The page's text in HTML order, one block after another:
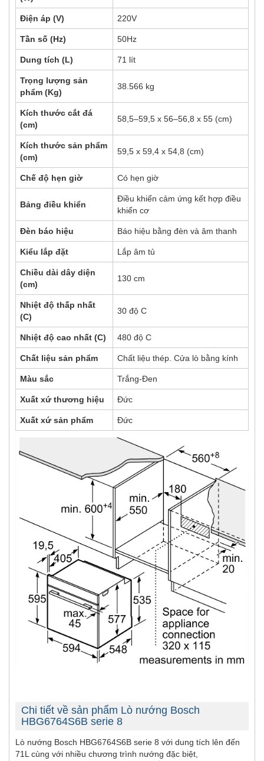
Điện áp (V) 220V
Tần số (Hz) 50Hz
Dung tích (L) 71 lít
Trọng lượng sản
phẩm (Kg)
38.566 kg
Kích thước cắt đá
(cm)
58,5–59,5 x 56–56,8 x 55 (cm)
Kích thước sản phẩm
(cm)
59,5 x 59,4 x 54,8 (cm)
Chế độ hẹn giờ Có hẹn giờ
Bảng điều khiển
Điều khiển cảm ứng kết hợp điều
khiển cơ
Đèn báo hiệu Báo hiệu bằng đèn và âm thanh
Kiểu lắp đặt Lắp âm tủ
Chiều dài dây diện
(cm)
130 cm
Nhiệt độ thấp nhất
(C)
30 độ C
Nhiệt độ cao nhất (C) 480 độ C
Chất liệu sản phẩm Chất liệu thép. Cửa lò bằng kính
Màu sắc Trắng-Đen
Xuất xứ thương hiệu Đức
Xuất xứ sản phẩm Đức
Chi tiết về sản phẩm Lò nướng Bosch
HBG6764S6B serie 8
Lò nướng Bosch HBG6764S6B serie 8 với dung tích lên đến
71L cùng với nhiều chương trình nướng đặc biệt,